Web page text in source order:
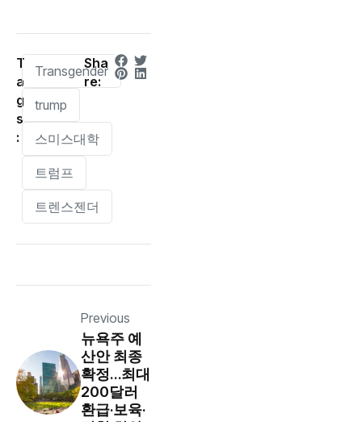
T
a
g
s
:
Transgender
trump
스미스대학
트럼프
트렌스젠더
Sha
re:
Previous
뉴욕주 예
산안 최종
확정…최대
200달러
환급·보육·